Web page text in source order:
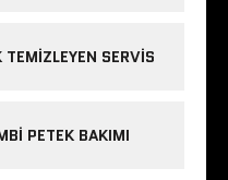
TEMIZLEYEN SERVIS
PETEK BAKIMI